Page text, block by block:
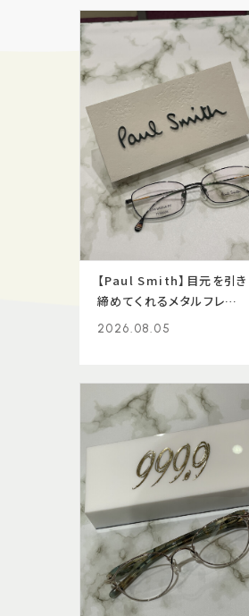
【Paul Smith】目元を引き
締めてくれるメタルフレー
ム！
2026.08.05